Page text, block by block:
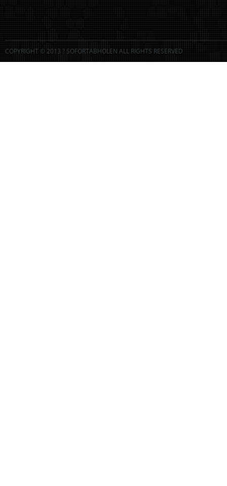
COPYRIGHT © 2013 ? SOFORTABHOLEN ALL RIGHTS RESERVED